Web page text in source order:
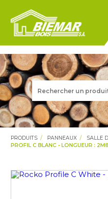
PRODUITS PANNEAUX SALLE
PROFIL C BLANC - LONGUEUR :